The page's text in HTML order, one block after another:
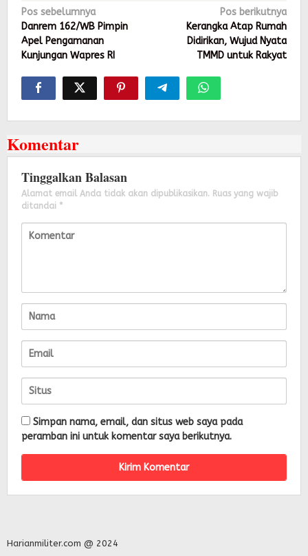
Navigasi
pos
Pos sebelumnya
Danrem 162/WB Pimpin
Apel Pengamanan
Kunjungan Wapres RI
Pos berikutnya
Kerangka Atap Rumah
Didirikan, Wujud Nyata
TMMD untuk Rakyat
Komentar
Tinggalkan Balasan
Alamat email Anda tidak akan dipublikasikan. Ruas yang wajib
ditandai *
Simpan nama, email, dan situs web saya pada
peramban ini untuk komentar saya berikutnya.
Harianmiliter.com @ 2024